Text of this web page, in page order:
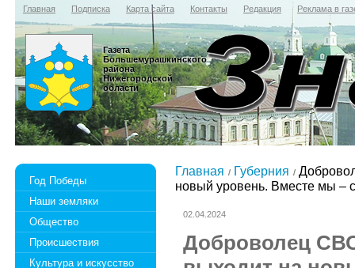
Главная Подписка Карта сайта Контакты Редакция Реклама в
Газета
Большемурашкинского
района
Нижегородской
области
Год Победы
Наши земляки
Общество
Происшествия
Культура и искусство
Главная Губерния
новый уровень. Вместе мы –
02.04.2024
Доброволец